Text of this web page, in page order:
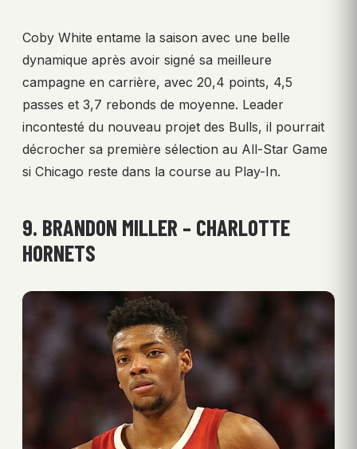
Coby White entame la saison avec une belle
dynamique après avoir signé sa meilleure
campagne en carrière, avec 20,4 points, 4,5
passes et 3,7 rebonds de moyenne. Leader
incontesté du nouveau projet des Bulls, il pourrait
décrocher sa première sélection au All-Star Game
si Chicago reste dans la course au Play-In.
9. BRANDON MILLER – CHARLOTTE
HORNETS